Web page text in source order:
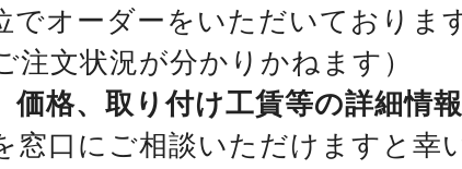
でオーダーをいただいておりま
注文状況が分かりかねます）
価格、取り付け工賃等の詳細情報
窓口にご相談いただけますと幸